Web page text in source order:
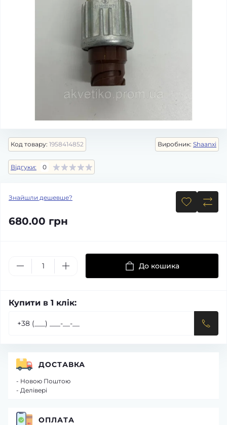
Код товару: 1958414852 Виробник: Shaanxi
Відгуки: 0
Знайшли дешевше?
680.00 грн
До кошика
Купити в 1 клік:
ДОСТАВКА
- Новою Поштою
- Делівері
ОПЛАТА